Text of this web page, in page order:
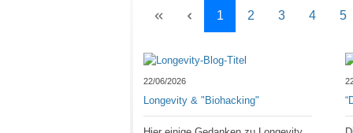
Page
1 Page
2 Page
3 Page
4 5
22/06/2026
Longevity & "Biohacking"